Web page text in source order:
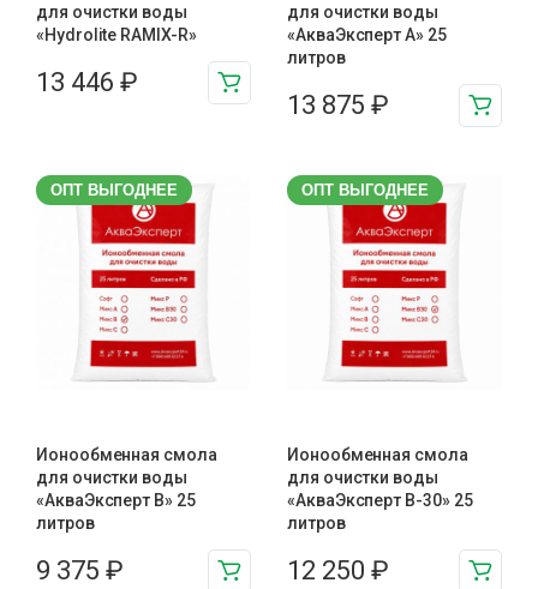
для очистки воды
«Hydrolite RAMIX-R»
13 446 ₽
для очистки воды
«АкваЭксперт A» 25
литров
13 875 ₽
ОПТ ВЫГОДНЕЕ
Ионообменная смола
для очистки воды
«АкваЭксперт В» 25
литров
9 375 ₽
ОПТ ВЫГОДНЕЕ
Ионообменная смола
для очистки воды
«АкваЭксперт В-30» 25
литров
12 250 ₽